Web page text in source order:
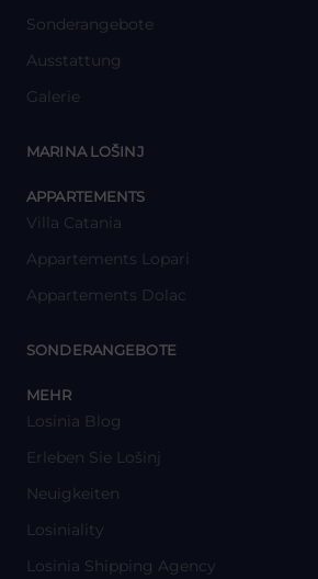
Sonderangebote
Ausstattung
Galerie
MARINA LOŠINJ
APPARTEMENTS
Villa Catania
Appartements Lopari
Appartements Dolac
SONDERANGEBOTE
MEHR
Losinia Blog
Erleben Sie Lošinj
Neuigkeiten
Losiniality
Losinia Shipping Agency